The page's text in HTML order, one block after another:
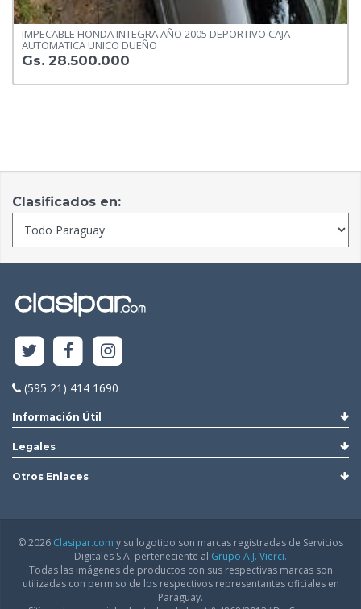
IMPECABLE HONDA INTEGRA AÑO 2005 DEPORTIVO CAJA
AUTOMATICA UNICO DUEÑO
Gs. 28.500.000
Clasificados en:
(595 21) 414 1690
Información Útil
Legales
Otros Enlaces
© 2026 Clasipar.com y su logotipo son marcas registradas de Servicios
Digitales S.A. perteneciente al Grupo A.J. Vierci.
Todas las imágenes de productos con sus respectivas marcas son
utilizadas con permiso de los respectivos representantes oficiales en
Paraguay.